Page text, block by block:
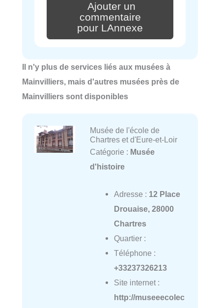
Ajouter un
commentaire
pour LAnnexe
Il n'y plus de services liés aux musées à
Mainvilliers, mais d'autres musées près de
Mainvilliers sont disponibles
Musée de l'école de
Chartres et d'Eure-et-Loir
Catégorie : Musée
d'histoire
Adresse : 12 Place
Drouaise, 28000
Chartres
Quartier :
Téléphone :
+33237326213
Site internet :
http://museeecolec